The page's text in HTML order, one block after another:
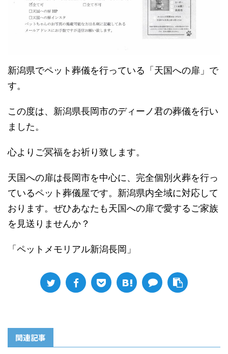
新潟県でペット葬儀を行っている「天国への扉」で
す。
この度は、新潟県長岡市のディーノ君の葬儀を行い
ました。
心よりご冥福をお祈り致します。
天国への扉は長岡市を中心に、完全個別火葬を行っ
ているペット葬儀屋です。新潟県内全域に対応して
おります。ぜひあなたも天国への扉で愛するご家族
を見送りませんか？
「ペットメモリアル新潟長岡」
関連記事